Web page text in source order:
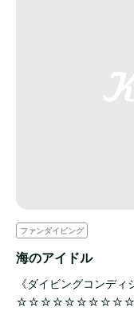
ファンダイビング
海のアイドル
《ダイビングコ